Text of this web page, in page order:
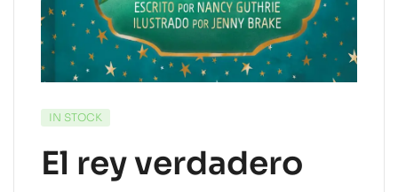
IN STOCK
El rey verdadero